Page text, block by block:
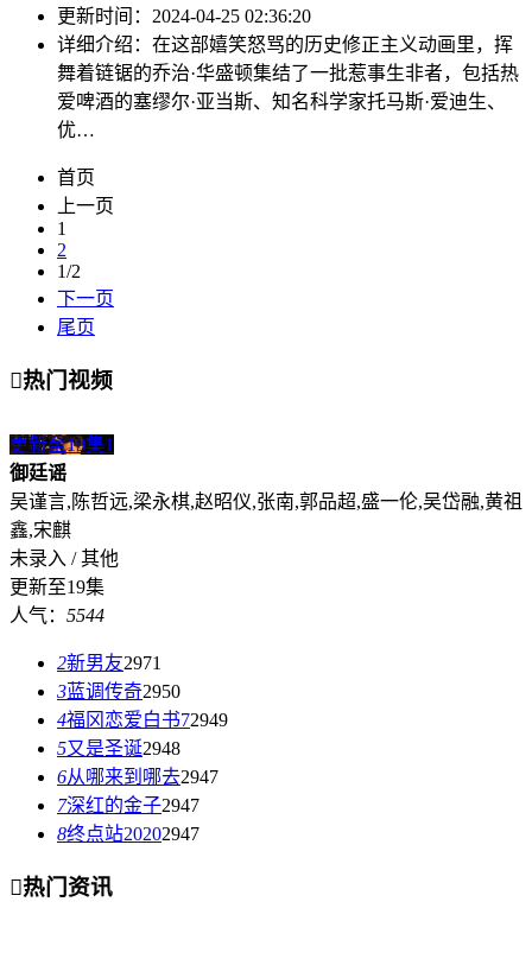
更新时间： 2024-04-25 02:36:20
详细介绍： 在这部嬉笑怒骂的历史修正主义动画里，挥
舞着链锯的乔治·华盛顿集结了一批惹事生非者，包括热
爱啤酒的塞缪尔·亚当斯、知名科学家托马斯·爱迪生、
优…
首页
上一页
1
2
1/2
下一页
尾页
热门视频
更新至19集1
御廷谣
吴谨言,陈哲远,梁永棋,赵昭仪,张南,郭品超,盛一伦,吴岱融,黄祖
鑫,宋麒
未录入 / 其他
更新至19集
人气： 5544
2新男友2971
3蓝调传奇2950
4福冈恋爱白书72949
5又是圣诞2948
6从哪来到哪去2947
7深红的金子2947
8终点站20202947
热门资讯